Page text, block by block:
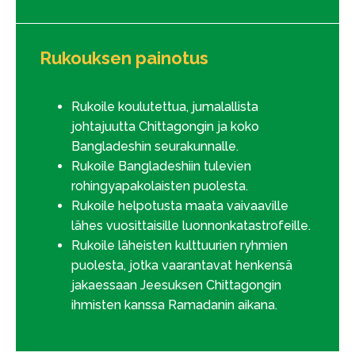
Rukouksen painotus
Rukoile koulutettua, jumalallista
johtajuutta Chittagongin ja koko
Bangladeshin seurakunnalle.
Rukoile Bangladeshiin tulevien
rohingyapakolaisten puolesta.
Rukoile helpotusta maata vaivaaville
lähes vuosittaisille luonnonkatastrofeille.
Rukoile läheisten kulttuurien ryhmien
puolesta, jotka vaarantavat henkensä
jakaessaan Jeesuksen Chittagongin
ihmisten kanssa Ramadanin aikana.